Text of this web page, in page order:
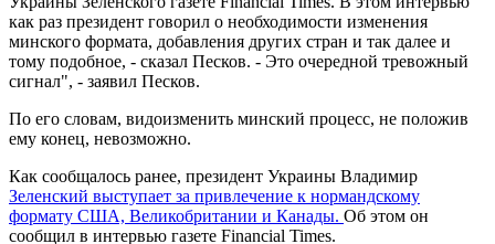
как раз президент говорил о необходимости изменения
минского формата, добавления других стран и так далее и
тому подобное, - сказал Песков. - Это очередной тревожный
сигнал", - заявил Песков.
По его словам, видоизменить минский процесс, не положив
ему конец, невозможно.
Как сообщалось ранее, президент Украины Владимир
Зеленский выступает за привлечение к нормандскому
формату США, Великобритании и Канады. Об этом он
сообщил в интервью газете Financial Times.